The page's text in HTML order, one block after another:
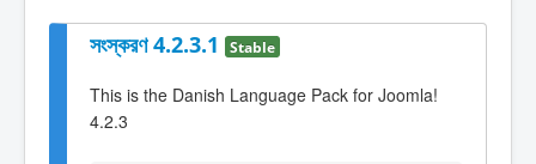
সংস্করণ 4.2.3.1 Stable
This is the Danish Language Pack for Joomla!
4.2.3